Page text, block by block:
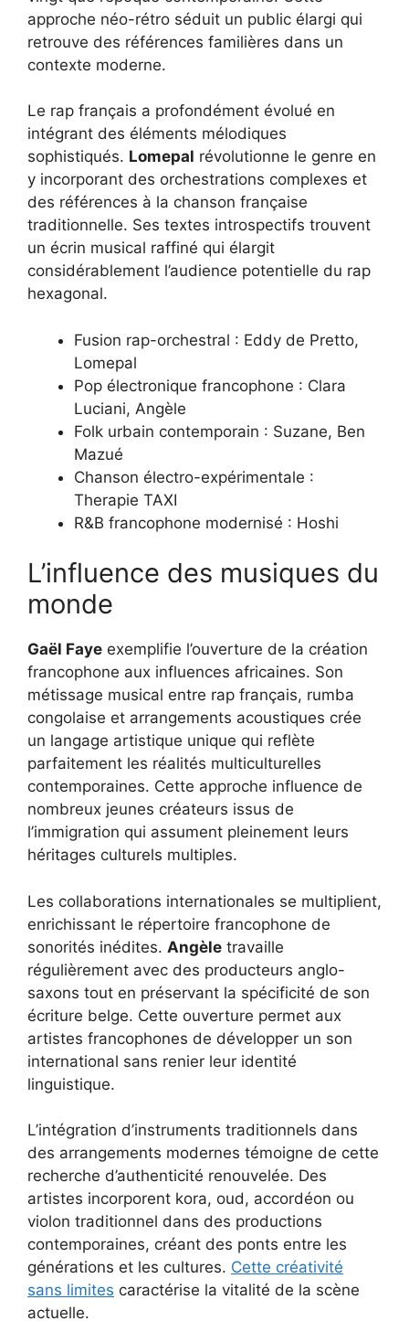
approche néo-rétro séduit un public élargi qui
retrouve des références familières dans un
contexte moderne.
Le rap français a profondément évolué en
intégrant des éléments mélodiques
sophistiqués. Lomepal révolutionne le genre en
y incorporant des orchestrations complexes et
des références à la chanson française
traditionnelle. Ses textes introspectifs trouvent
un écrin musical raffiné qui élargit
considérablement l’audience potentielle du rap
hexagonal.
Fusion rap-orchestral : Eddy de Pretto,
Lomepal
Pop électronique francophone : Clara
Luciani, Angèle
Folk urbain contemporain : Suzane, Ben
Mazué
Chanson électro-expérimentale :
Therapie TAXI
R&B francophone modernisé : Hoshi
L’influence des musiques du
monde
Gaël Faye exemplifie l’ouverture de la création
francophone aux influences africaines. Son
métissage musical entre rap français, rumba
congolaise et arrangements acoustiques crée
un langage artistique unique qui reflète
parfaitement les réalités multiculturelles
contemporaines. Cette approche influence de
nombreux jeunes créateurs issus de
l’immigration qui assument pleinement leurs
héritages culturels multiples.
Les collaborations internationales se multiplient,
enrichissant le répertoire francophone de
sonorités inédites. Angèle travaille
régulièrement avec des producteurs anglo-
saxons tout en préservant la spécificité de son
écriture belge. Cette ouverture permet aux
artistes francophones de développer un son
international sans renier leur identité
linguistique.
L’intégration d’instruments traditionnels dans
des arrangements modernes témoigne de cette
recherche d’authenticité renouvelée. Des
artistes incorporent kora, oud, accordéon ou
violon traditionnel dans des productions
contemporaines, créant des ponts entre les
générations et les cultures. Cette créativité
sans limites caractérise la vitalité de la scène
actuelle.